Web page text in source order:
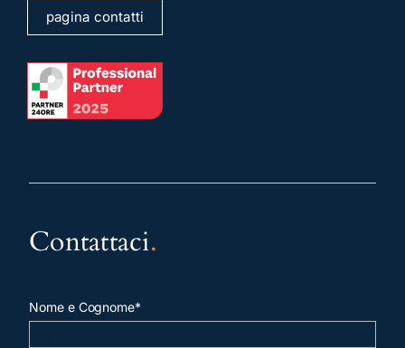
pagina contatti
Contattaci.
Nome e Cognome*